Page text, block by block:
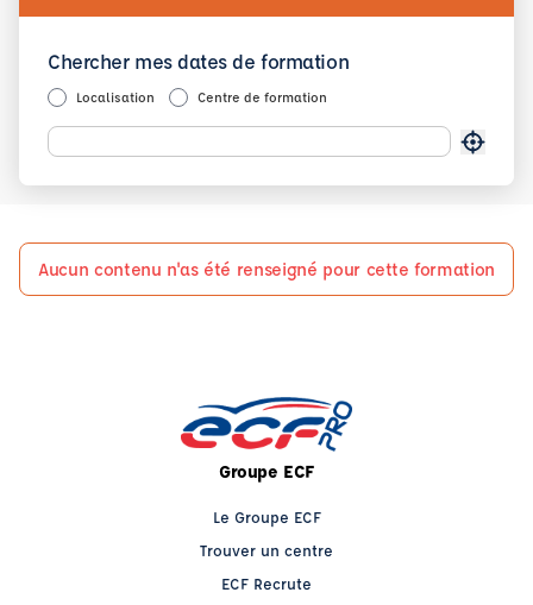
Chercher mes dates de formation
Localisation Centre de formation
Aucun contenu n'as été renseigné pour cette formation
Groupe ECF
Le Groupe ECF
Trouver un centre
ECF Recrute